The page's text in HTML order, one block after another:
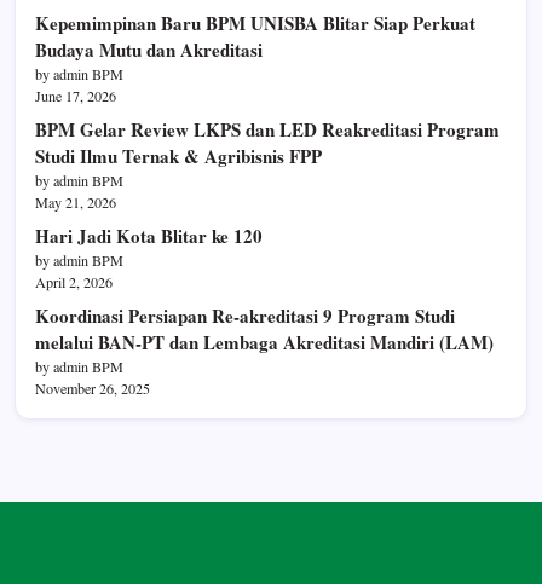
Kepemimpinan Baru BPM UNISBA Blitar Siap Perkuat
Budaya Mutu dan Akreditasi
by admin BPM
June 17, 2026
BPM Gelar Review LKPS dan LED Reakreditasi Program
Studi Ilmu Ternak & Agribisnis FPP
by admin BPM
May 21, 2026
Hari Jadi Kota Blitar ke 120
by admin BPM
April 2, 2026
Koordinasi Persiapan Re-akreditasi 9 Program Studi
melalui BAN-PT dan Lembaga Akreditasi Mandiri (LAM)
by admin BPM
November 26, 2025